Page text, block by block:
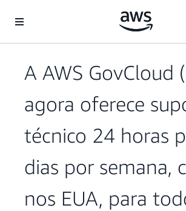
Pular para o conteúdo principal
A AWS GovCloud
agora oferece
técnico 24 horas
dias por semana,
nos EUA, para